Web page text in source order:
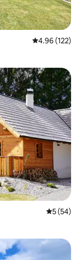
從 122 則評價
4.96 (122)
從 54 則評
5 (54)